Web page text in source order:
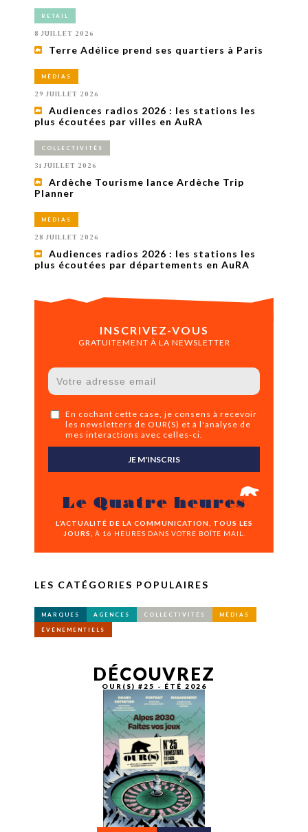
RETAIL
8 JUILLET 2026
Terre Adélice prend ses quartiers à Paris
MÉDIAS
29 JUILLET 2026
Audiences radios 2026 : les stations les
plus écoutées par villes en AuRA
COLLECTIVITÉS
31 JUILLET 2026
Ardèche Tourisme lance Ardèche Trip
Planner
MÉDIAS
28 JUILLET 2026
Audiences radios 2026 : les stations les
plus écoutées par départements en AuRA
INSCRIVEZ-VOUS
GRATUITEMENT À LA NEWSLETTER
En cochant cette case, je consens à recevoir
les newsletters de OUR(S) et à l'analyse de
mes interactions avec celles-ci.
JE M'INSCRIS
Le Quatre heures
L’ACTUALITÉ DE LA COMMUNICATION, TOUS LES
JOURS,
À 16 HEURES DANS VOTRE BOÎTE MAIL.
LES CATÉGORIES POPULAIRES
MARQUES AGENCES COLLECTIVITÉS MÉDIAS
ÉVÉNEMENTIELS
DÉCOUVREZ
OUR(S) #25 - ÉTÉ 2026